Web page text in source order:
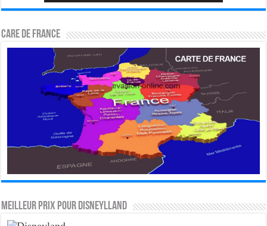
CARE DE FRANCE
MEILLEUR PRIX POUR DISNEYLLAND